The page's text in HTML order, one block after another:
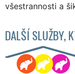
všestrannosti a
DALŠÍ SLUŽBY,